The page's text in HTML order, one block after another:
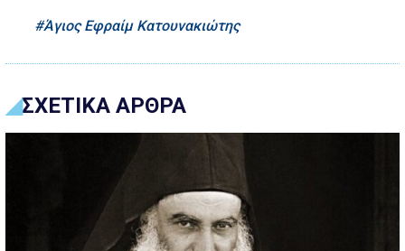
Άγιος Εφραίμ Κατουνακιώτης
ΣΧΕΤΙΚΑ ΑΡΘΡΑ